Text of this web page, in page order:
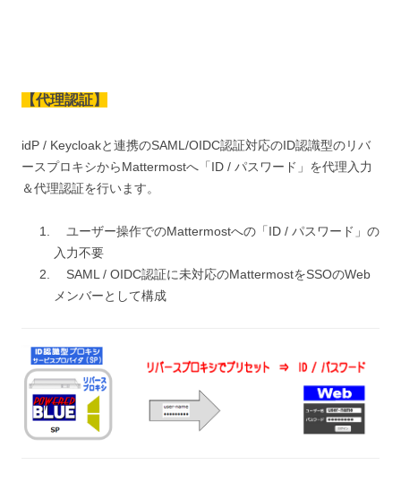
【代理認証】
idP / Keycloakと連携のSAML/OIDC認証対応のID認識型のリバ
ースプロキシからMattermostへ「ID / パスワード」を代理入力
＆代理認証を行います。
ユーザー操作でのMattermostへの「ID / パスワード」の
入力不要
SAML / OIDC認証に未対応のMattermostをSSOのWeb
メンバーとして構成